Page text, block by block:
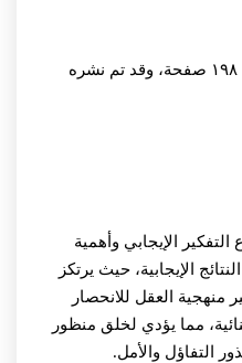
وصل عدد صفحات الكتاب إلى ١٩٨ صفحة، وقد تم نشره
الإيجابي وأهمية
الإيجابية، حيث يرتكز
منهجية العقل للانحصار
مما يؤدي لخلق منظور
التفاؤل والأمل.